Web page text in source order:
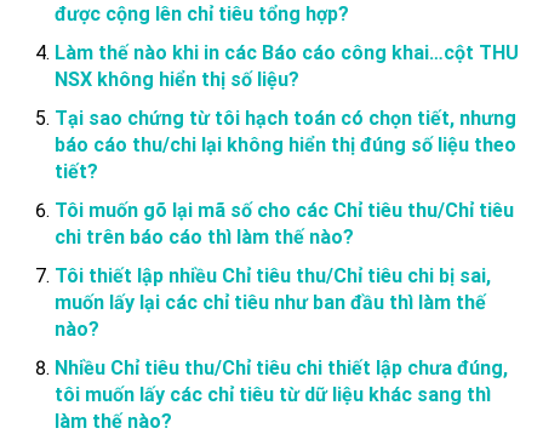
được cộng lên chỉ tiêu tổng hợp?
Làm thế nào khi in các Báo cáo công khai…cột THU
NSX không hiển thị số liệu?
Tại sao chứng từ tôi hạch toán có chọn tiết, nhưng
báo cáo thu/chi lại không hiển thị đúng số liệu theo
tiết?
Tôi muốn gõ lại mã số cho các Chỉ tiêu thu/Chỉ tiêu
chi trên báo cáo thì làm thế nào?
Tôi thiết lập nhiều Chỉ tiêu thu/Chỉ tiêu chi bị sai,
muốn lấy lại các chỉ tiêu như ban đầu thì làm thế
nào?
Nhiều Chỉ tiêu thu/Chỉ tiêu chi thiết lập chưa đúng,
tôi muốn lấy các chỉ tiêu từ dữ liệu khác sang thì
làm thế nào?